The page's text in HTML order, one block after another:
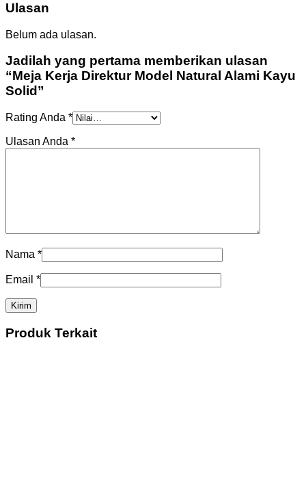
Ulasan
Belum ada ulasan.
Jadilah yang pertama memberikan ulasan
“Meja Kerja Direktur Model Natural Alami Kayu
Solid”
Rating Anda *
Ulasan Anda *
Nama *
Email *
Produk Terkait